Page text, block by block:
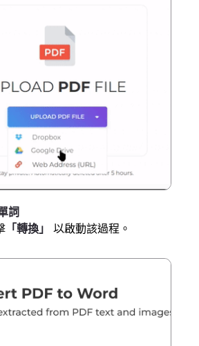
詞
「轉換」 以啟動該過程。